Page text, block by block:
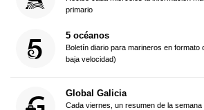
primario
5 océanos
Boletín diario para marineros en formato
baja velocidad)
Global Galicia
Cada viernes, un resumen de la